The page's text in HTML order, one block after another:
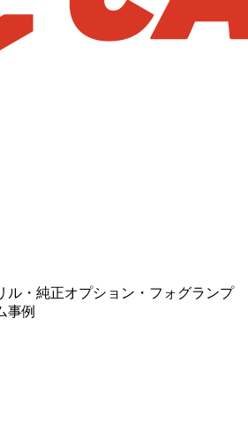
ル・純正オプション・フォグランプ
事例